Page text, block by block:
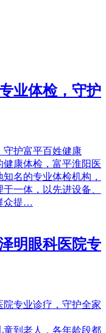
业体检，守护
康体检，富平淮阳医
名的专业体检机构，
一体，以先进设备、
众提…
明眼科医院专
童到老人，各年龄段都